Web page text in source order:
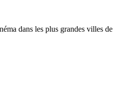
dans les plus grandes villes de